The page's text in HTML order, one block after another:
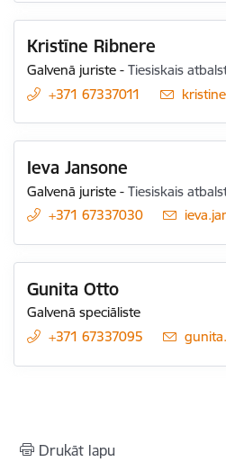
Kristīne Ribnere
Galvenā juriste -Tiesiskais
+371 67337011
E-
Ieva Jansone
Galvenā juriste -Tiesiskais
+371 67337030
E-
Gunita Otto
Galvenā speciāliste
+371 67337095
E-
Drukāt lapu